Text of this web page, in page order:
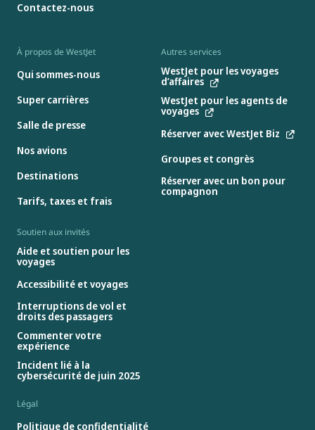
À propos de WestJet
Qui sommes-nous
Super carrières
Salle de presse
Nos avions
Destinations
Tarifs, taxes et frais
Autres services
WestJet pour les voyages
d’affaires
WestJet pour les agents de
voyages
Réserver avec WestJet Biz
Groupes et congrès
Réserver avec un bon pour
compagnon
Soutien aux invités
Aide et soutien pour les
voyages
Accessibilité et voyages
Interruptions de vol et
droits des passagers
Commenter votre
expérience
Incident lié à la
cybersécurité de juin 2025
Légal
Politique de confidentialité
Contactez-nous